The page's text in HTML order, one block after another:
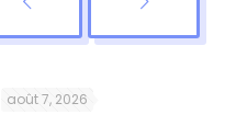
août 7, 2026